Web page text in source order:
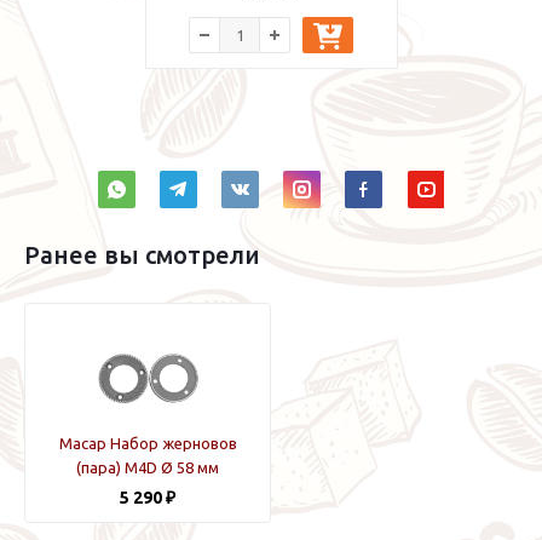
Ранее вы смотрели
Macap Набор жерновов
(пара) M4D Ø 58 мм
5 290 ₽